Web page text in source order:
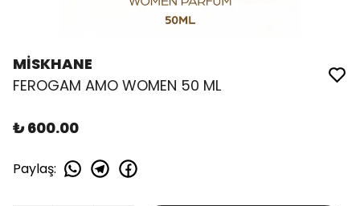
MİSKHANE
FEROGAM AMO WOMEN 50 ML
₺ 600.00
Paylaş: